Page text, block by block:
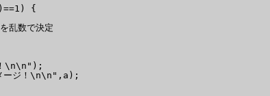
{
数で決定
\n\n");
ジ！\n\n",a);